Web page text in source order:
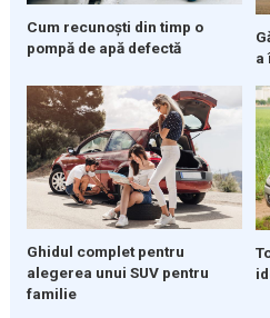
Cum recunoști din timp o
pompă de apă defectă
a
Ghidul complet pentru
alegerea unui SUV pentru
familie